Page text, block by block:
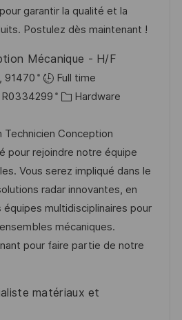
r
i
garantir la qualité et la
Postulez dès maintenant !
Mécanique - H/F
91470
Full time
R0334299
K
t
e
g
o
r
i
e
Hardware
Technicien Conception
pour rejoindre notre équipe
Vous serez impliqué dans le
radar innovantes, en
multidisciplinaires pour
mécaniques.
pour faire partie de notre
matériaux et